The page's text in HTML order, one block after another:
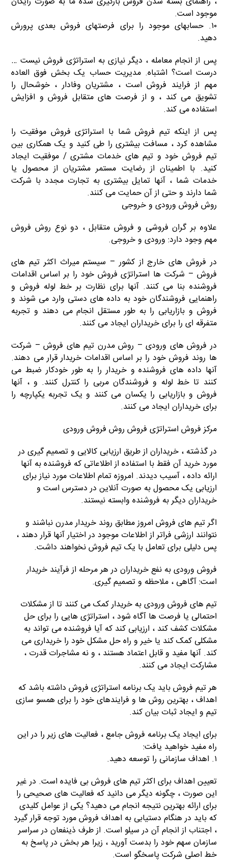
موجود است.
۱۰. حسابهای موجود را برای فرصتهای فروش بعدی پرورش
دهید.
پس از انجام معامله ، دیگر نیازی به استراتژی فروش نیست …
درست است؟ اشتباه. مدیریت حساب یک بخش فوق العاده
مهم از فرایند فروش است ، مشتریان وفادار ، خوشحال را
تشویق می کند ، و از فرصت های متقابل فروش و افزایش
استفاده می کند.
پس از اینکه تیم فروش شما با استراتژی فروش موفقیت را
مشاهده کرد ، مسافت بیشتری را طی کنید و یک همکاری بین
تیم فروش خود و تیم های خدمات مشتری / موفقیت ایجاد
کنید. با اطمینان از رضایت مستمر مشتریان از محصول یا
خدمات شما ، آنها تمایل بیشتری به تجارت مجدد با شرکت
شما دارند و حتی از آن حمایت می کنند.
روش فروش ورودی و خروجی
علاوه بر گران فروشی و فروش متقابل ، دو نوع روش فروش
مهم وجود دارد: ورودی و خروجی.
در فروش های خارج از کشور – سیستم میراث اکثر تیم های
فروش – شرکت ها استراتژی فروش خود را بر اساس اقدامات
فروشنده بنا می کنند. آنها برای نظارت بر خط لوله فروش و
راهنمایی فروشندگان خود به داده های دستی وارد می شوند و
فروش و بازاریابی را به طور مستقل انجام می دهند و تجربه
متفرقه ای را برای خریداران ایجاد می کنند.
در فروش های ورودی – روش مدرن تیم های فروش – شرکت
ها روند فروش خود را بر اساس اقدامات خریدار قرار می دهند.
آنها داده های فروشنده و خریدار را به طور خودکار ضبط می
کنند تا خط لوله و فروشندگان مربی را کنترل کنند. و ، آنها
فروش و بازاریابی را یکسان می کنند و یک تجربه یکپارچه را
برای خریداران ایجاد می کنند.
مرکز فروش استراتژی فروش روش فروش ورودی
در گذشته ، خریداران از طریق ارزیابی کالایی و تصمیم گیری در
مورد خرید آن فقط با استفاده از اطلاعاتی که فروشنده به آنها
ارائه داده ، آسیب دیدند. امروزه تمام اطلاعات مورد نیاز برای
ارزیابی یک محصول به صورت آنلاین در دسترس است و
خریداران دیگر به فروشنده وابسته نیستند.
اگر تیم های فروش امروز مطابق روند خریدار مدرن نباشند و
نتوانند ارزشی فراتر از اطلاعات موجود در اختیار آنها قرار دهند ،
پس دلیلی برای تعامل با یک تیم فروش نخواهند داشت.
فروش ورودی به نفع خریداران در هر مرحله از فرآیند خریدار
است: آگاهی ، ملاحظه و تصمیم گیری.
تیم های فروش ورودی به خریدار کمک می کنند تا از مشکلات
احتمالی یا فرصت ها آگاه شود ، استراتژی هایی را برای حل
مشکلات کشف کند ، ارزیابی کند که آیا فروشنده می تواند به
مشکلی کمک کند یا خیر و راه حل مشکل خود را خریداری می
کند. آنها مفید و قابل اعتماد هستند ، و نه مشاجرات قدرت ،
مشارکت ایجاد می کنند.
هر تیم فروش باید یک برنامه استراتژی فروش داشته باشد که
اهداف ، بهترین روش ها و فرایندهای خود را برای همسو سازی
تیم و ایجاد ثبات بیان کند.
برای ایجاد یک برنامه فروش جامع ، فعالیت های زیر را در این
راه مفید خواهید یافت:
۱. اهداف سازمانی را توسعه دهید.
تعیین اهداف برای اکثر تیم های فروش بی فایده است. در غیر
این صورت ، چگونه دیگر می دانید که فعالیت های صحیحی را
برای ارائه بهترین نتیجه انجام می دهید؟ یکی از عوامل کلیدی
که باید در هنگام دستیابی به اهداف فروش مورد توجه قرار گیرد
، اجتناب از انجام آن در سیلو است. از طرف ذینفعان در سراسر
سازمان سهم خود را بدست آورید ، زیرا هر بخش در پاسخ به
خط اصلی شرکت پاسخگو است.